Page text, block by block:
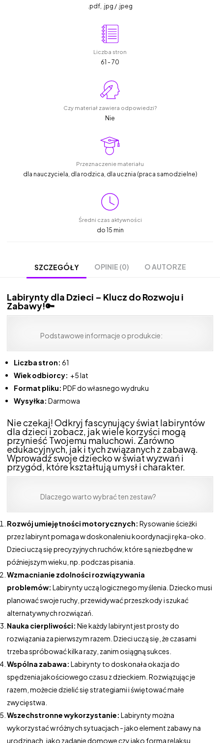
.pdf, .jpg / .jpeg
Liczba stron
61 - 70
Czy materiał zawiera odpowiedzi?
Nie
Przeznaczenie materiału
dla nauczyciela, dla rodzica, dla ucznia (praca samodzielne)
Średni czas aktywności
do 15 min
SZCZEGÓŁY OPINIE (0) O AUTORZE
Labirynty dla Dzieci – Klucz do Rozwoju i
Zabawy!🔑
Podstawowe informacje o produkcie:
Liczba stron: 61
Wiek odbiorcy: +5 lat
Format pliku: PDF do własnego wydruku
Wysyłka: Darmowa
Nie czekaj! Odkryj fascynujący świat labiryntów
dla dzieci i zobacz, jak wiele korzyści mogą
przynieść Twojemu maluchowi. Zarówno
edukacyjnych, jak i tych związanych z zabawą.
Wprowadź swoje dziecko w świat wyzwań i
przygód, które kształtują umysł i charakter.
Dlaczego warto wybrać ten zestaw?
Rozwój umiejętności motorycznych: Rysowanie ścieżki
przez labirynt pomaga w doskonaleniu koordynacji ręka-oko.
Dzieci uczą się precyzyjnych ruchów, które są niezbędne w
późniejszym wieku, np. podczas pisania.
Wzmacnianie zdolności rozwiązywania
problemów: Labirynty uczą logicznego myślenia. Dziecko musi
planować swoje ruchy, przewidywać przeszkody i szukać
alternatywnych rozwiązań.
Nauka cierpliwości: Nie każdy labirynt jest prosty do
rozwiązania za pierwszym razem. Dzieci uczą się, że czasami
trzeba spróbować kilka razy, zanim osiągną sukces.
Wspólna zabawa: Labirynty to doskonała okazja do
spędzenia jakościowego czasu z dzieckiem. Rozwiązując je
razem, możecie dzielić się strategiami i świętować małe
zwycięstwa.
Wszechstronne wykorzystanie: Labirynty można
wykorzystać w różnych sytuacjach - jako element zabawy na
urodzinach, jako zadanie domowe czy jako forma relaksu